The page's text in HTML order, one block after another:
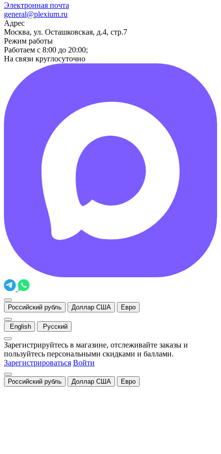
Электронная почта
general@plexium.ru
Адрес
Москва, ул. Осташковская, д.4, стр.7
Режим работы
Работаем с 8:00 до 20:00;
На связи круглосуточно
Российский рубль Доллар США Евро
English Русский
Зарегистрируйтесь в магазине, отслеживайте заказы и
пользуйтесь персональными скидками и баллами.
Зарегистрироваться Войти
Российский рубль Доллар США Евро